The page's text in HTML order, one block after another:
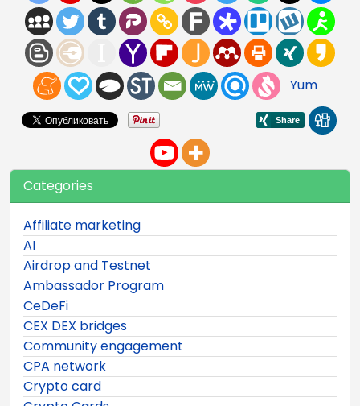
Yum
Categories
Affiliate marketing
AI
Airdrop and Testnet
Ambassador Program
CeDeFi
CEX DEX bridges
Community engagement
CPA network
Crypto card